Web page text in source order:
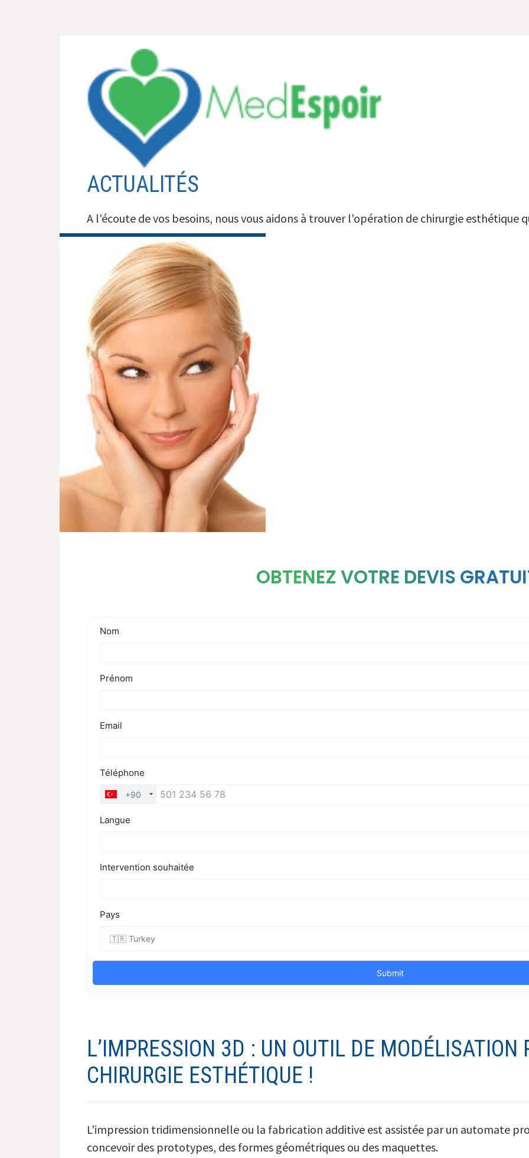
contenu
ACTUALITÉS
A l'écoute de vos besoins, nous vous aidons à trouver l'opération de chirurgie esthétique
OBTENEZ VOTRE DEVIS
L’IMPRESSION 3D : UN OUTIL DE MODÉLISATION
CHIRURGIE ESTHÉTIQUE !
L’impression tridimensionnelle ou la fabrication additive est assistée par un automate
concevoir des prototypes, des formes géométriques ou des maquettes.